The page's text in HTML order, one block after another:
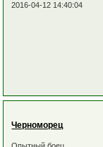
2016-04-12 14:40:04
Черноморец